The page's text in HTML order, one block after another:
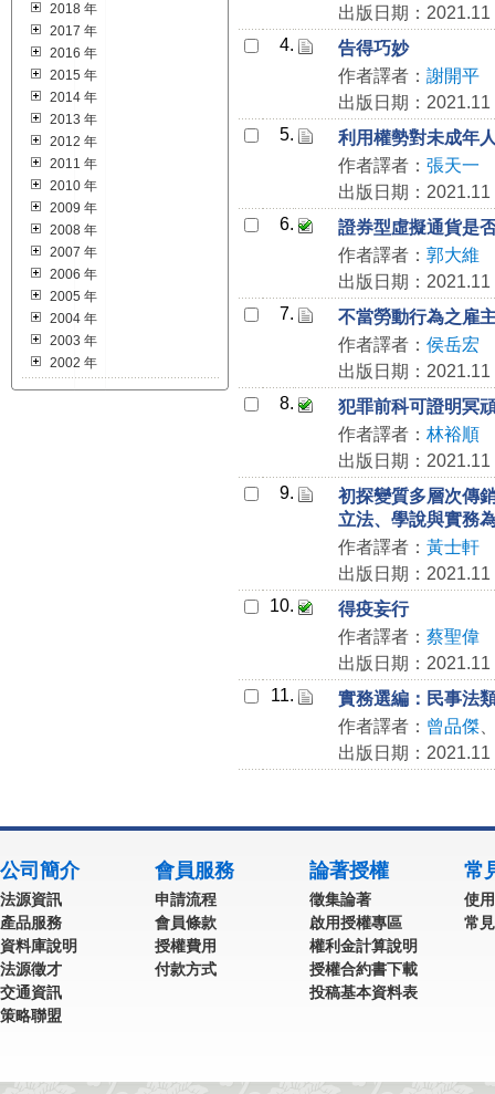
2018 年
2017 年
2016 年
2015 年
2014 年
2013 年
2012 年
2011 年
2010 年
2009 年
2008 年
2007 年
2006 年
2005 年
2004 年
2003 年
2002 年
出版日期：2021.11
4.
告得巧妙
作者譯者： 謝開平
出版日期：2021.11
5.
利用權勢對未成年
作者譯者： 張天一
出版日期：2021.11
6.
證券型虛擬通貨是
作者譯者： 郭大維
出版日期：2021.11
7.
不當勞動行為之雇
作者譯者： 侯岳宏
出版日期：2021.11
8.
犯罪前科可證明冥
作者譯者： 林裕順
出版日期：2021.11
9.
初探變質多層次傳
立法、學說與實務
作者譯者： 黃士軒
出版日期：2021.11
10.
得疫妄行
作者譯者： 蔡聖偉
出版日期：2021.11
11.
實務選編：民事法
作者譯者： 曾品傑
出版日期：2021.11
公司簡介
法源資訊
產品服務
資料庫說明
法源徵才
交通資訊
策略聯盟
會員服務
申請流程
會員條款
授權費用
付款方式
論著授權
徵集論著
啟用授權專區
權利金計算說明
授權合約書下載
投稿基本資料表
常
使
常